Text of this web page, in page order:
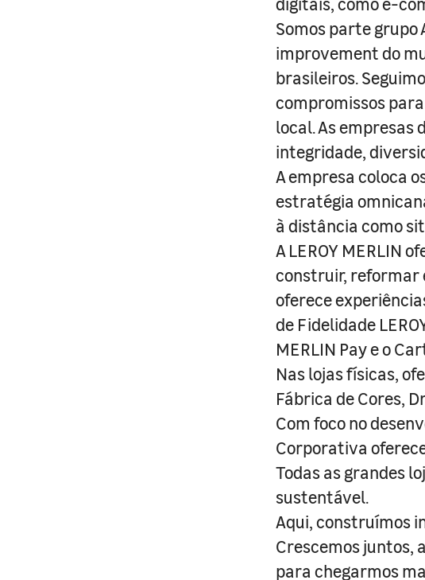
Somos parte grupo
improvement do
brasileiros.
compromissos
local. As empresas
integridade,
A empresa coloca
estratégia
à distância como
A LEROY MERLIN
construir, reformar
oferece
de Fidelidade
MERLIN Pay e o
Nas lojas físicas,
Fábrica de Cores,
Com foco no
Corporativa
Todas as grandes
sustentável.
Aqui, construímos
Crescemos juntos,
para chegarmos